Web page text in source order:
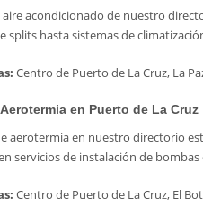
aire acondicionado de nuestro
splits hasta sistemas de
Centro de Puerto de La Cruz, La
en Puerto de La Cruz
aerotermia en nuestro directorio
servicios de instalación de
Centro de Puerto de La Cruz, El